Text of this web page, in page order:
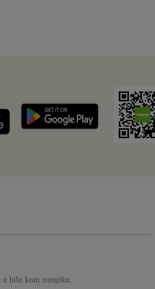
u bilo kom trenutku.